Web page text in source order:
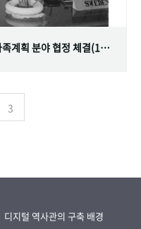
대한민국 정부와 스웨덴 정부 간의 가족계획 분야 협정 체결(1968.07.12)
3
디지털 역사관의 구축 배경